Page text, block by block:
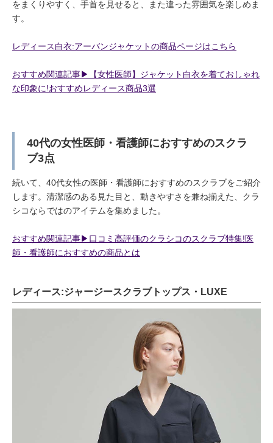
をまくりやすく、手首を見せると、また違った雰囲気を楽しめま
す。
レディース白衣:アーバンジャケットの商品ページはこちら
おすすめ関連記事▶︎【女性医師】ジャケット白衣を着ておしゃれ
な印象に!おすすめレディース商品3選
40代の女性医師・看護師におすすめのスクラ
ブ3点
続いて、40代女性の医師・看護師におすすめのスクラブをご紹介
します。清潔感のある見た目と、動きやすさを兼ね揃えた、クラ
シコならではのアイテムを集めました。
おすすめ関連記事▶︎口コミ高評価のクラシコのスクラブ特集!医
師・看護師におすすめの商品とは
レディース:ジャージースクラブトップス・LUXE